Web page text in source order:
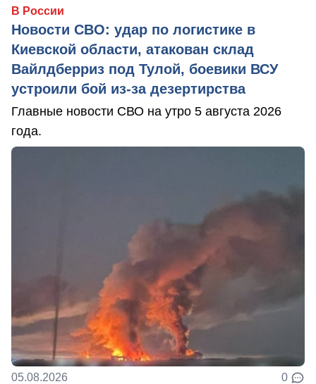
В России
Новости СВО: удар по логистике в
Киевской области, атакован склад
Вайлдберриз под Тулой, боевики ВСУ
устроили бой из-за дезертирства
Главные новости СВО на утро 5 августа 2026
года.
05.08.2026 0